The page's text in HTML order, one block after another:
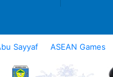
Sayyaf ASEAN Games